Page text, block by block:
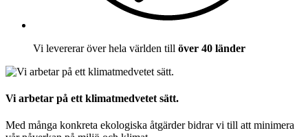
Vi levererar över hela världen till över 40 länder
Vi arbetar på ett klimatmedvetet sätt.
Med många konkreta ekologiska åtgärder bidrar vi till att minimera